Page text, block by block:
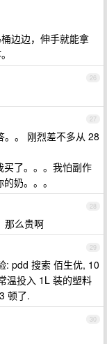
边边，伸手就能拿
26
27
。 刚烈差不多从 28
了。。。我怕副作
奶。。。
28
那么贵啊
29
: pdd 搜索 佰生优, 10
温投入 1L 装的塑料
顿了.
30